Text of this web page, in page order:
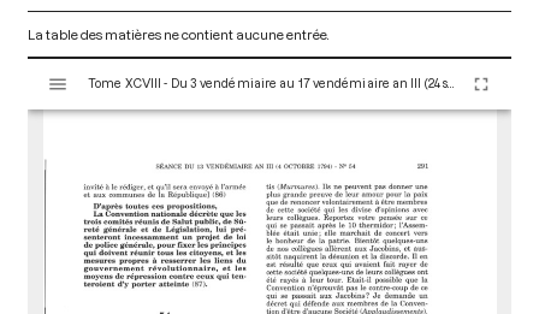
La table des matières ne contient aucune entrée.
s